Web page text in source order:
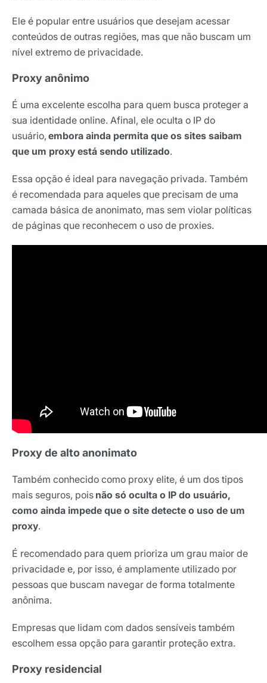
Ele é popular entre usuários que desejam acessar
conteúdos de outras regiões, mas que não buscam um
nível extremo de privacidade.
Proxy anônimo
É uma excelente escolha para quem busca proteger a
sua identidade online. Afinal, ele oculta o IP do
usuário, embora ainda permita que os sites saibam
que um proxy está sendo utilizado.
Essa opção é ideal para navegação privada. Também
é recomendada para aqueles que precisam de uma
camada básica de anonimato, mas sem violar políticas
de páginas que reconhecem o uso de proxies.
Proxy de alto anonimato
Também conhecido como proxy elite, é um dos tipos
mais seguros, pois não só oculta o IP do usuário,
como ainda impede que o site detecte o uso de um
proxy.
É recomendado para quem prioriza um grau maior de
privacidade e, por isso, é amplamente utilizado por
pessoas que buscam navegar de forma totalmente
anônima.
Empresas que lidam com dados sensíveis também
escolhem essa opção para garantir proteção extra.
Proxy residencial